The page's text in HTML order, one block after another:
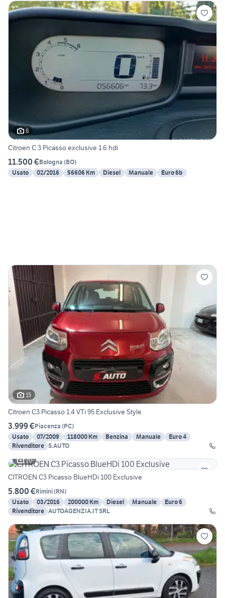
6
Citroen C 3 Picasso exclusive 1.6 hdi
11.500 €Bologna (BO)
Usato
02/2016 56606 Km Diesel Manuale Euro 6b
15
Citroen C3 Picasso 1.4 VTi 95 Exclusive Style
3.999 €Piacenza (PC)
Usato
07/2009 118000 Km Benzina Manuale
Euro 4
Rivenditore S.AUTO
20
CITROEN C3 Picasso BlueHDi 100 Exclusive
5.800 €Rimini(RN)
Usato
03/2016 200000 Km Diesel Manuale
Euro 6
Rivenditore AUTOAGENZIA.IT SRL